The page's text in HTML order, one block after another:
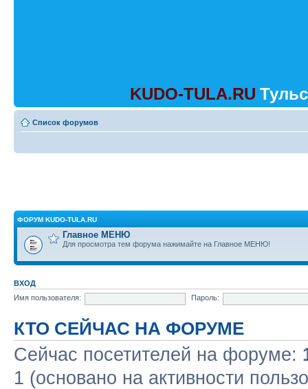
KUDO-TULA.RU
Список форумов
ФОРУМ KUDO-TULA.RU
Главное МЕНЮ
Для просмотра тем форума нажимайте на Главное МЕНЮ!
ВХОД
Имя пользователя:
Пароль:
КТО СЕЙЧАС НА ФОРУМЕ
Сейчас посетителей на форуме:
1 (основано на активности